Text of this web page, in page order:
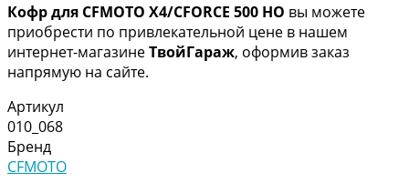
Кофр для CFMOTO X4/CFORCE 500 HO вы можете
приобрести по привлекательной цене в нашем
интернет-магазинеТвойГараж, оформив заказ
напрямую на сайте.
Артикул
010_068
Бренд
CFMOTO